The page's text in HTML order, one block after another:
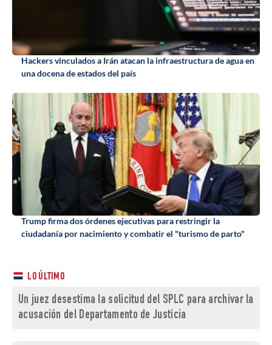
Hackers vinculados a Irán atacan la infraestructura de agua en
una docena de estados del país
Trump firma dos órdenes ejecutivas para restringir la
ciudadanía por nacimiento y combatir el "turismo de parto"
LO ÚLTIMO
Un juez desestima la solicitud del SPLC para archivar la
acusación del Departamento de Justicia